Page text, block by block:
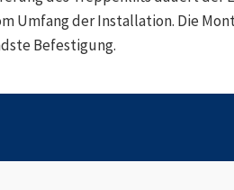
Umfang der Installation. Die
Befestigung.